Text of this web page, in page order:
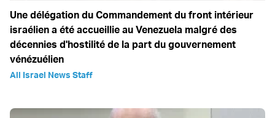
Une délégation du Commandement du front intérieur
israélien a été accueillie au Venezuela malgré des
décennies d'hostilité de la part du gouvernement
vénézuélien
All Israel News Staff